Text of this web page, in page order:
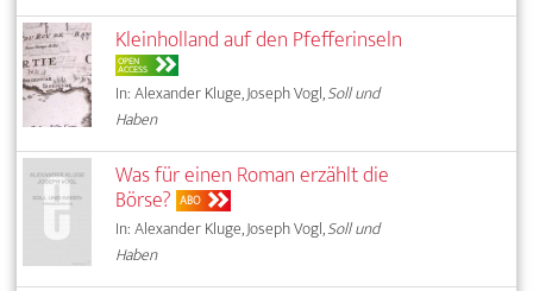
Kleinholland auf den Pfefferinseln
OPEN
ACCESS
In: Alexander Kluge, Joseph Vogl,Soll und
Haben
Was für einen Roman erzählt die
Börse? ABO
In: Alexander Kluge, Joseph Vogl,Soll und
Haben